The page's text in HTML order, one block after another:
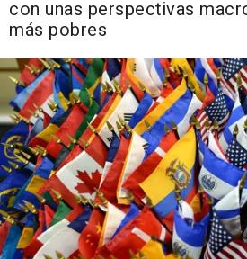
con unas perspectivas
más pobres